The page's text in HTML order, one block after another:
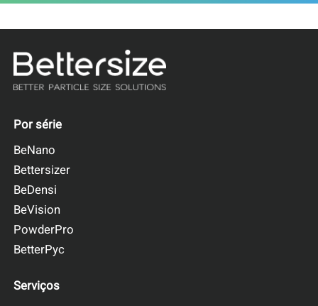
Por série
BeNano
Bettersizer
BeDensi
BeVision
PowderPro
BetterPyc
Serviços